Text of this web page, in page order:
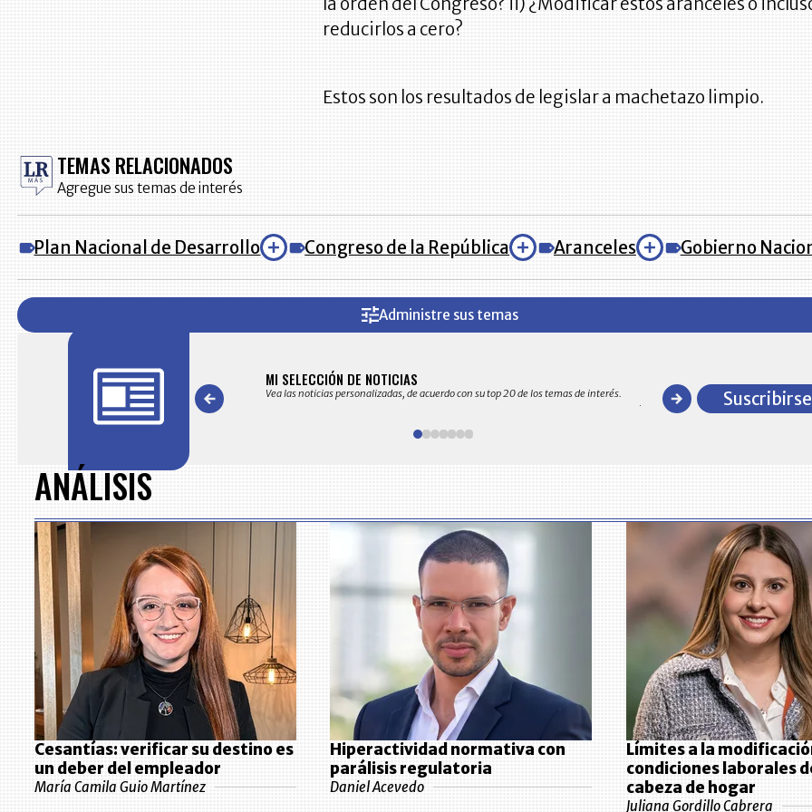
reducirlos a cero?
Estos son los resultados de legislar a machetazo limpio.
TEMAS RELACIONADOS
Agregue sus temas de interés
Plan Nacional de Desarrollo Congreso de la República Aranceles Gobierno
Administre sus temas
noticias seleccionadas por nuestro equipo editorial MI SELECCIÓN DE NOTICIAS
Vea las noticias personalizadas, de acuerdo con su top 20 de los temas de interés.
Recopilación clasificada por sectores
y detallado de las 10.000 primeras
Suscribirse
ANÁLISIS
Cesantías: verificar su destino es
un deber del empleador
María Camila Guio Martínez
Hiperactividad normativa con
parálisis regulatoria
Daniel Acevedo
Límites a la
condiciones laborales
cabeza de hogar
Juliana Gordillo Cabrera